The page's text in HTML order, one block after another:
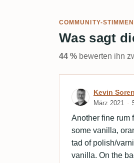
COMMUNITY-STIMMEN
Was sagt
44 % bewerten ihn
Kevin
März 2021
Another fine rum
some vanilla,
tad of polish/
vanilla. On the